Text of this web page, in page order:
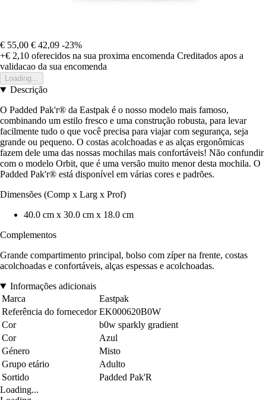
€ 55,00 € 42,09 -23%
+€ 2,10 oferecidos na sua proxima encomenda Creditados apos a
validacao da sua encomenda
Loading...
Descrição
O Padded Pak'r® da Eastpak é o nosso modelo mais famoso,
combinando um estilo fresco e uma construção robusta, para levar
facilmente tudo o que você precisa para viajar com segurança, seja
grande ou pequeno. O costas acolchoadas e as alças ergonômicas
fazem dele uma das nossas mochilas mais confortáveis! Não confundir
com o modelo Orbit, que é uma versão muito menor desta mochila. O
Padded Pak'r® está disponível em várias cores e padrões.
Dimensões (Comp x Larg x Prof)
40.0 cm x 30.0 cm x 18.0 cm
Complementos
Grande compartimento principal, bolso com zíper na frente, costas
acolchoadas e confortáveis, alças espessas e acolchoadas.
Informações adicionais
Marca
Eastpak
Referência do fornecedor EK000620B0W
Cor
b0w sparkly gradient
Cor
Azul
Género
Misto
Grupo etário
Adulto
Sortido
Padded Pak'R
Loading...